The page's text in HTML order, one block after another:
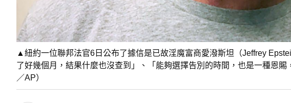
▲紐約一位聯邦法官6日公布了據信是已故淫魔富商愛潑斯坦（Jeffrey
了好幾個月，結果什麼也沒查到」、「能夠選擇告別的時間，也是一種恩
／AP）